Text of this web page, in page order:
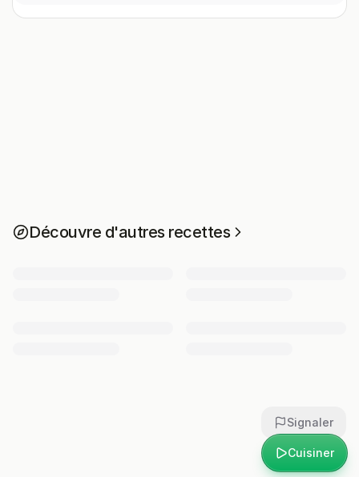
Cuisiner
Découvre d'autres recettes
Signaler